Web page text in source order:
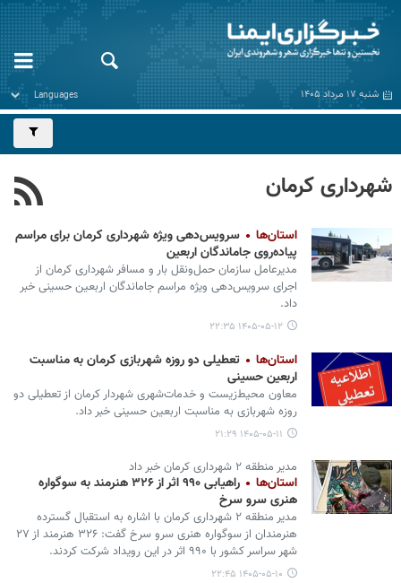
شنبه ۱۷ مرداد ۱۴۰۵
شهرداری کرمان
استان‌ها
سرویس‌دهی ویژه شهرداری کرمان برای مراسم
پیاده‌روی جاماندگان اربعین
مدیرعامل سازمان حمل‌ونقل بار و مسافر شهرداری کرمان از
اجرای سرویس‌دهی ویژه مراسم جاماندگان اربعین حسینی خبر
داد.
۱۴۰۵-۰۵-۱۲ ۲۲:۳۵
استان‌ها
تعطیلی دو روزه شهربازی کرمان به مناسبت
اربعین حسینی
معاون محیط‌زیست و خدمات‌شهری شهردار کرمان از تعطیلی دو
روزه شهربازی به مناسبت اربعین حسینی خبر داد.
۱۴۰۵-۰۵-۱۱ ۲۱:۲۹
مدیر منطقه ۲ شهرداری کرمان خبر داد
استان‌ها
راهیابی ۹۹۰ اثر از ۳۲۶ هنرمند به سوگواره
هنری سرو سرخ
مدیر منطقه ۲ شهرداری کرمان با اشاره به استقبال گسترده
هنرمندان از سوگواره هنری سرو سرخ گفت: ۳۲۶ هنرمند از ۲۷
شهر سراسر کشور با ۹۹۰ اثر در این رویداد شرکت کردند.
۱۴۰۵-۰۵-۱۰ ۲۲:۴۵